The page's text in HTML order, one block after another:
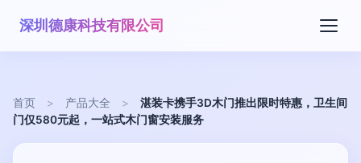
深圳德康科技有限公司
首页 > 产品大全 >
湛装卡携手3D木门推出限时特惠，卫生间
门仅580元起，一站式木门窗安装服务